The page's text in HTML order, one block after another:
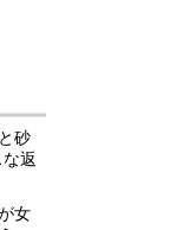
砂
返
女